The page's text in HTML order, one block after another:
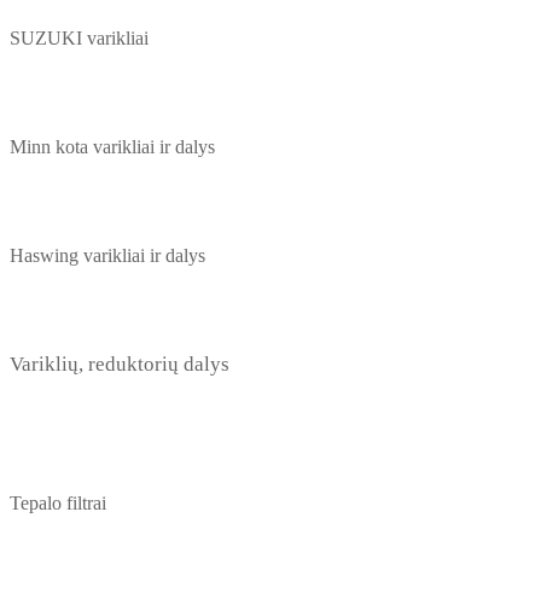
SUZUKI varikliai
Minn kota varikliai ir dalys
Haswing varikliai ir dalys
Variklių, reduktorių dalys
Tepalo filtrai